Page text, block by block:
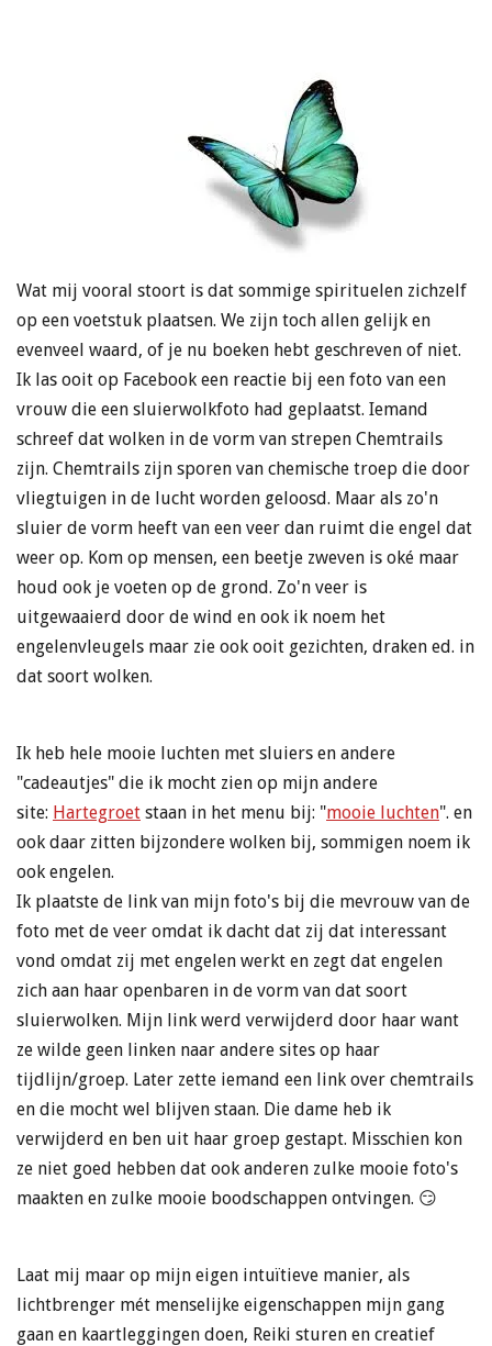
Wat mij vooral stoort is dat sommige spirituelen zichzelf
op een voetstuk plaatsen. We zijn toch allen gelijk en
evenveel waard, of je nu boeken hebt geschreven of niet.
Ik las ooit op Facebook een reactie bij een foto van een
vrouw die een sluierwolkfoto had geplaatst. Iemand
schreef dat wolken in de vorm van strepen Chemtrails
zijn. Chemtrails zijn sporen van chemische troep die door
vliegtuigen in de lucht worden geloosd. Maar als zo'n
sluier de vorm heeft van een veer dan ruimt die engel dat
weer op. Kom op mensen, een beetje zweven is oké maar
houd ook je voeten op de grond. Zo'n veer is
uitgewaaierd door de wind en ook ik noem het
engelenvleugels maar zie ook ooit gezichten, draken ed. in
dat soort wolken.
Ik heb hele mooie luchten met sluiers en andere
"cadeautjes" die ik mocht zien op mijn andere
site: Hartegroet staan in het menu bij: "mooie luchten". en
ook daar zitten bijzondere wolken bij, sommigen noem ik
ook engelen.
Ik plaatste de link van mijn foto's bij die mevrouw van de
foto met de veer omdat ik dacht dat zij dat interessant
vond omdat zij met engelen werkt en zegt dat engelen
zich aan haar openbaren in de vorm van dat soort
sluierwolken. Mijn link werd verwijderd door haar want
ze wilde geen linken naar andere sites op haar
tijdlijn/groep. Later zette iemand een link over chemtrails
en die mocht wel blijven staan. Die dame heb ik
verwijderd en ben uit haar groep gestapt. Misschien kon
ze niet goed hebben dat ook anderen zulke mooie foto's
maakten en zulke mooie boodschappen ontvingen. 😏
Laat mij maar op mijn eigen intuïtieve manier, als
lichtbrenger mét menselijke eigenschappen mijn gang
gaan en kaartleggingen doen, Reiki sturen en creatief